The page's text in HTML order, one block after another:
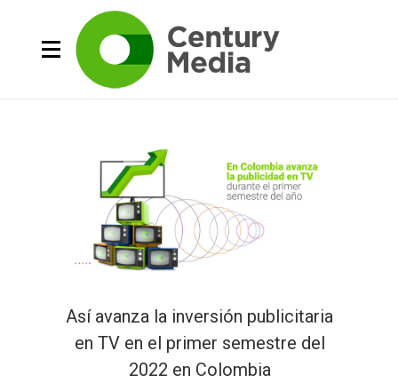
Así avanza la inversión publicitaria
en TV en el primer semestre del
2022 en Colombia